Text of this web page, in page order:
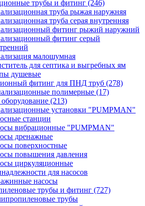
трубы и фитинг (246)
труба рыжая наружняя
труба серая внутренняя
фитинг рыжий наружний
фитинг серый
малошумная
для септика и выгребных ям
душевые
фитинг для ПНД труб (278)
полимерные (17)
(213)
установки "PUMPMAN"
станции
вибрационные "PUMPMAN"
дренажные
поверхностные
повышения давления
циркуляционные
для насосов
насосы
трубы и фитинг (727)
трубы